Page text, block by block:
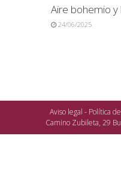
Aire bohemio y
24/06/2025
Aviso legal - Política
Camino Zubileta, 29